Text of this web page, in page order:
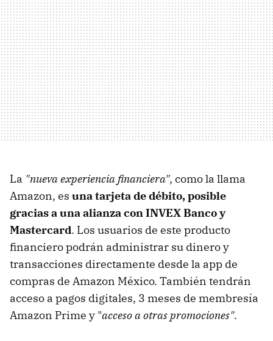
La "nueva experiencia financiera", como la llama
Amazon, es una tarjeta de débito, posible
gracias a una alianza con INVEX Banco y
Mastercard. Los usuarios de este producto
financiero podrán administrar su dinero y
transacciones directamente desde la app de
compras de Amazon México. También tendrán
acceso a pagos digitales, 3 meses de membresía
Amazon Prime y "acceso a otras promociones".